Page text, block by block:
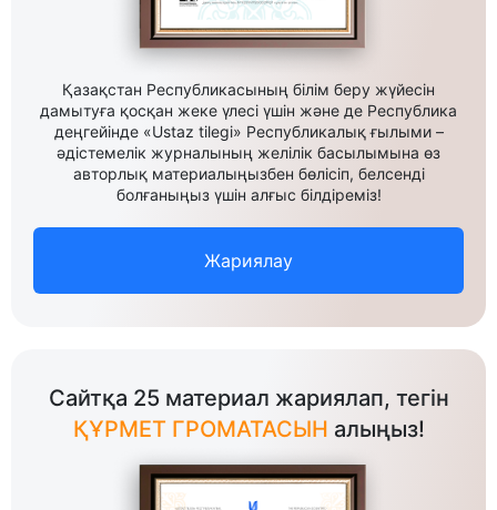
Қазақстан Республикасының білім беру жүйесін
дамытуға қосқан жеке үлесі үшін және де Республика
деңгейінде «Ustaz tilegi» Республикалық ғылыми –
әдістемелік журналының желілік басылымына өз
авторлық материалыңызбен бөлісіп, белсенді
болғаныңыз үшін алғыс білдіреміз!
Жариялау
Сайтқа 25 материал жариялап, тегін
ҚҰРМЕТ ГРОМАТАСЫН алыңыз!